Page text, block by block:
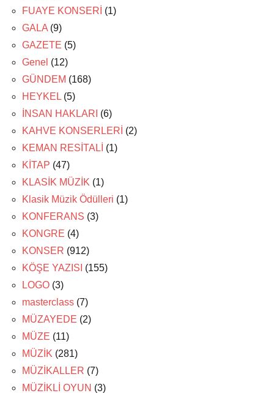
FUAYE KONSERİ (1)
GALA (9)
GAZETE (5)
Genel (12)
GÜNDEM (168)
HEYKEL (5)
İNSAN HAKLARI (6)
KAHVE KONSERLERİ (2)
KEMAN RESİTALİ (1)
KİTAP (47)
KLASİK MÜZİK (1)
Klasik Müzik Ödülleri (1)
KONFERANS (3)
KONGRE (4)
KONSER (912)
KÖŞE YAZISI (155)
LOGO (3)
masterclass (7)
MÜZAYEDE (2)
MÜZE (11)
MÜZİK (281)
MÜZİKALLER (7)
MÜZİKLİ OYUN (3)